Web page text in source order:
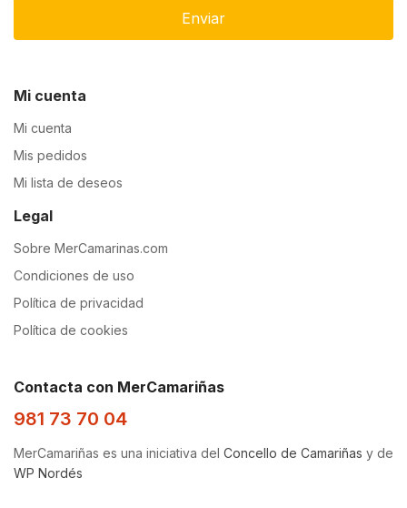
Enviar
Mi cuenta
Mi cuenta
Mis pedidos
Mi lista de deseos
Legal
Sobre MerCamarinas.com
Condiciones de uso
Política de privacidad
Política de cookies
Contacta con MerCamariñas
981 73 70 04
MerCamariñas es una iniciativa del Concello de Camariñas y de
WP Nordés